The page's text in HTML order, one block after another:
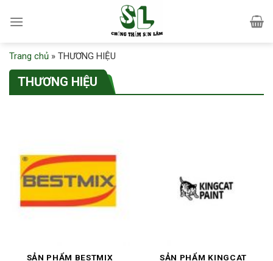
Trang chủ » THƯƠNG HIỆU
THƯƠNG HIỆU
SẢN PHẨM BESTMIX SẢN PHẨM KINGCAT